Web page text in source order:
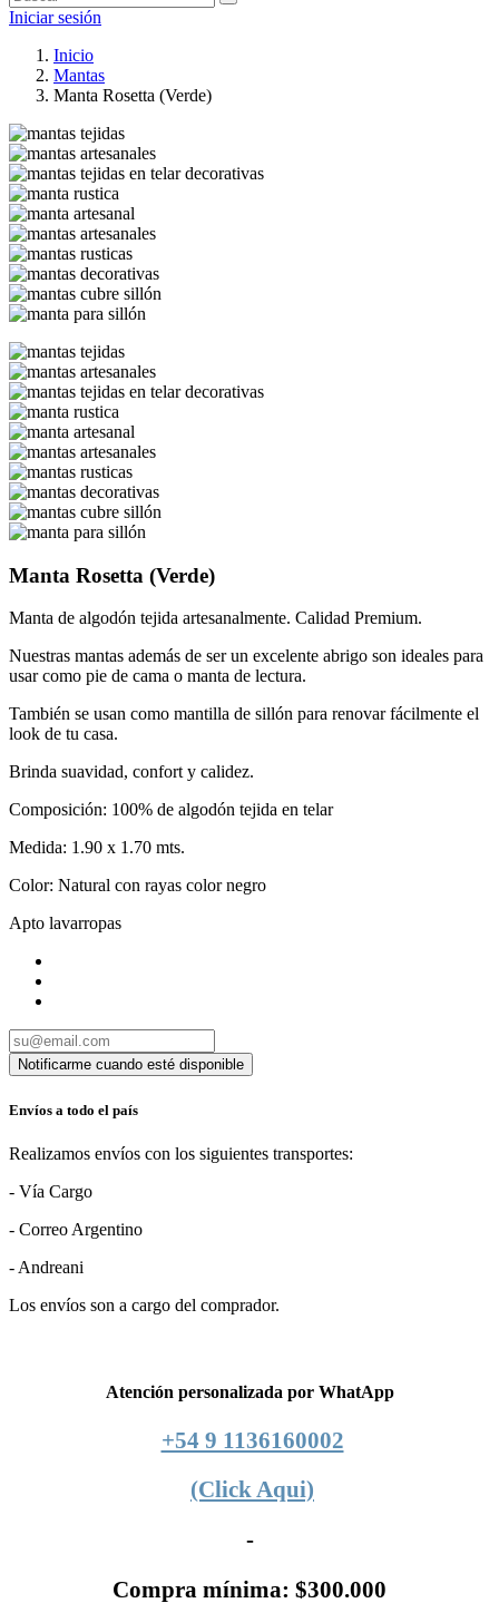
Iniciar sesión
Inicio
Mantas
Manta Rosetta (Verde)
Manta Rosetta (Verde)
Manta de algodón tejida artesanalmente. Calidad Premium.
Nuestras mantas además de ser un excelente abrigo son ideales para
usar como pie de cama o manta de lectura.
También se usan como mantilla de sillón para renovar fácilmente el
look de tu casa.
Brinda suavidad, confort y calidez.
Composición: 100% de algodón tejida en telar
Medida: 1.90 x 1.70 mts.
Color: Natural con rayas color negro
Apto lavarropas
Envíos a todo el país
Realizamos envíos con los siguientes transportes:
- Vía Cargo
- Correo Argentino
- Andreani
Los envíos son a cargo del comprador.
Atención personalizada por WhatApp
+54 9 1136160002
(Click Aqui)
-
Compra mínima: $300.000